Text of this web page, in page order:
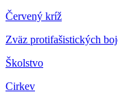
Červený kríž
Zväz protifašistických
Školstvo
Cirkev